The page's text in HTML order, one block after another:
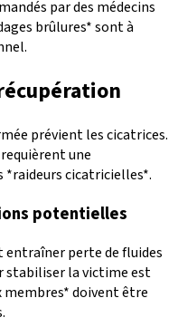
par des médecins
brûlures* sont à
prévient les cicatrices.
une
cicatricielles*.
potentielles
entraîner perte de fluides
stabiliser la victime est
membres* doivent être